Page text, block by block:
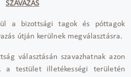
SZAVAZÁS
a bizottsági tagok és póttagok
útján kerülnek megválasztásra.
választásán szavazhatnak azon
a testület illetékességi területén